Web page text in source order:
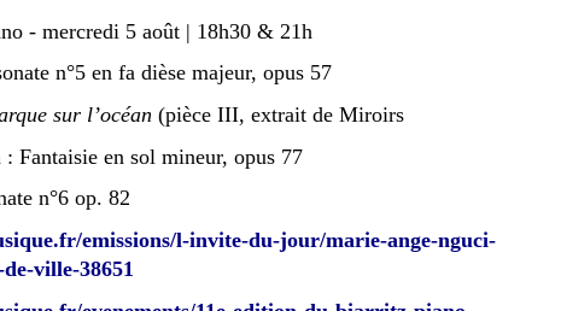
- mercredi 5 août | 18h30 & 21h
n°5 en fa dièse majeur, opus 57
sur l’océan (pièce III, extrait de Miroirs
Fantaisie en sol mineur, opus 77
n°6 op. 82
emissions/l-invite-du-jour/marie-ange-nguci-
ville-38651